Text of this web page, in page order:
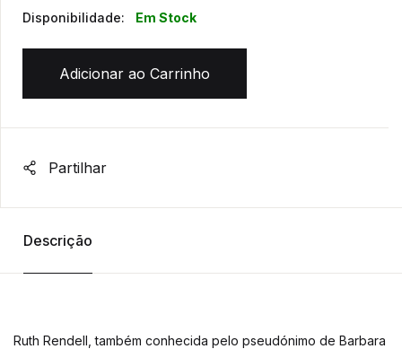
Disponibilidade:
Em Stock
Adicionar ao Carrinho
Partilhar
Descrição
Ruth Rendell, também conhecida pelo pseudónimo de Barbara